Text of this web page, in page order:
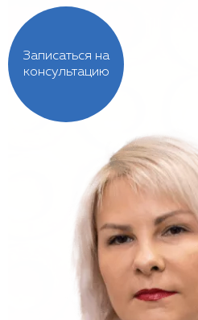
Записаться на
консультацию